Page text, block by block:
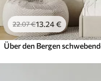
22.07€13 .24€